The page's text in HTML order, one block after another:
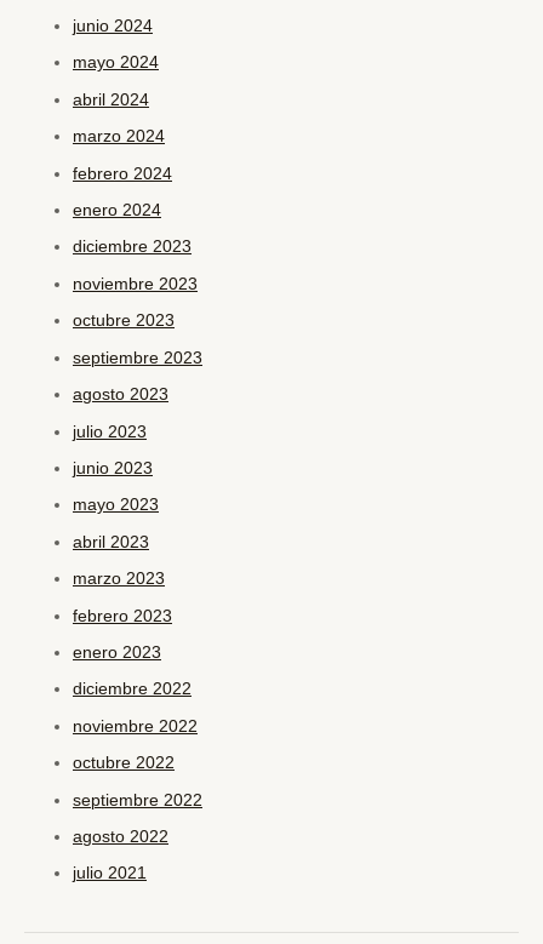
junio 2024
mayo 2024
abril 2024
marzo 2024
febrero 2024
enero 2024
diciembre 2023
noviembre 2023
octubre 2023
septiembre 2023
agosto 2023
julio 2023
junio 2023
mayo 2023
abril 2023
marzo 2023
febrero 2023
enero 2023
diciembre 2022
noviembre 2022
octubre 2022
septiembre 2022
agosto 2022
julio 2021